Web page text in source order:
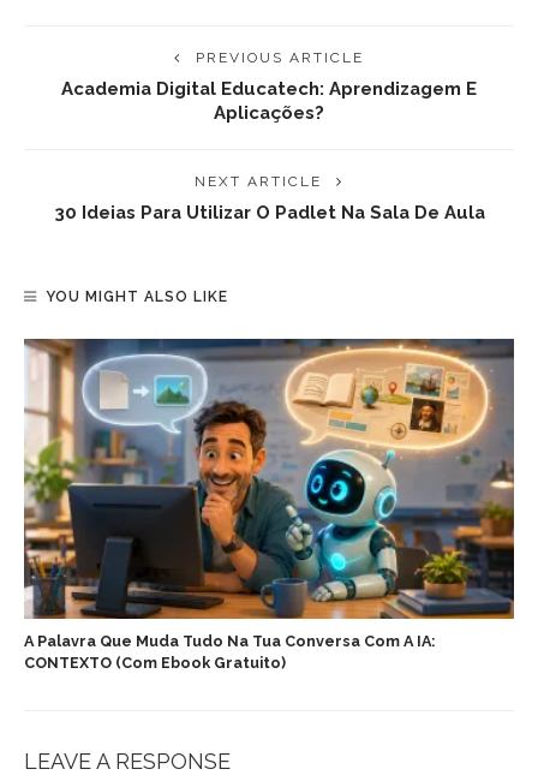
PREVIOUS ARTICLE
Academia Digital Educatech: Aprendizagem E
Aplicações?
NEXT ARTICLE
30 Ideias Para Utilizar O Padlet Na Sala De Aula
YOU MIGHT ALSO LIKE
A Palavra Que Muda Tudo Na Tua Conversa Com A IA:
CONTEXTO (com Ebook Gratuito)
LEAVE A RESPONSE